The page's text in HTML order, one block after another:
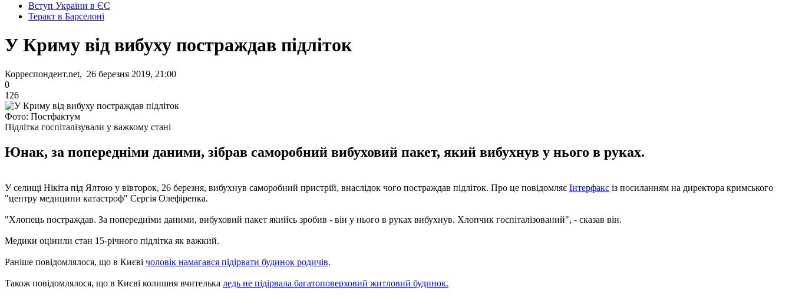
Вступ України в ЄС
Теракт в Барселоні
У Криму від вибуху постраждав підліток
Корреспондент.net, 26 березня 2019, 21:00
0
126
Фото: Постфактум
Підлітка госпіталізували у важкому стані
Юнак, за попередніми даними, зібрав саморобний вибуховий пакет, який вибухнув у нього в руках.
У селищі Нікіта під Ялтою у вівторок, 26 березня, вибухнув саморобний пристрій, внаслідок чого постраждав підліток. Про це повідомляє Інтерфакс із посиланням на директора кримського
"центру медицини катастроф" Сергія Олефіренка.
"Хлопець постраждав. За попередніми даними, вибуховий пакет якийсь зробив - він у нього в руках вибухнув. Хлопчик госпіталізований", - сказав він.
Медики оцінили стан 15-річного підлітка як важкий.
Раніше повідомлялося, що в Києві чоловік намагався підірвати будинок родичів.
Також повідомлялося, що в Києві колишня вчителька ледь не підірвала багатоповерховий житловий будинок.